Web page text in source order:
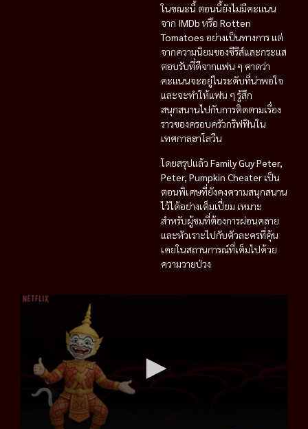
ในขณะนี้ ตอนนี้ยังไม่มีคะแนน
จาก IMDb หรือ Rotten
Tomatoes อย่างเป็นทางการ แต่
จากความนิยมของซีรีส์และกระแส
ตอบรับที่ดีจากแฟน ๆ คาดว่า
คะแนนจะอยู่ในระดับที่น่าพอใจ
และจะทำให้แฟน ๆ รู้สึก
สนุกสนานไปกับการติดตามเรื่อง
ราวของครอบครัวกริฟฟินใน
เทศกาลฮาโลวีน
โดยสรุปแล้ว Family Guy Peter,
Peter, Pumpkin Cheater เป็น
ตอนพิเศษที่ยังคงความสนุกสนาน
ไว้ได้อย่างเต็มเปี่ยม เหมาะ
สำหรับผู้ชมที่ต้องการผ่อนคลาย
และหัวเราะไปกับตัวละครที่คุ้น
เคยในสถานการณ์ที่เต็มไปด้วย
ความวายป่วง